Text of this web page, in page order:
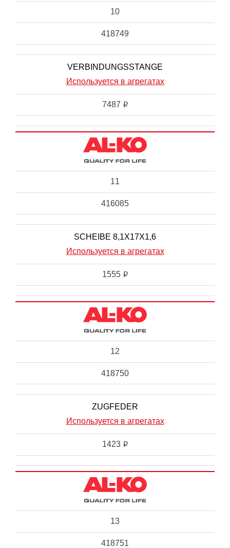
10
418749
VERBINDUNGSSTANGE
Используется в агрегатах
7487 i
11
416085
SCHEIBE 8,1X17X1,6
Используется в агрегатах
1555 i
12
418750
ZUGFEDER
Используется в агрегатах
1423 i
13
418751